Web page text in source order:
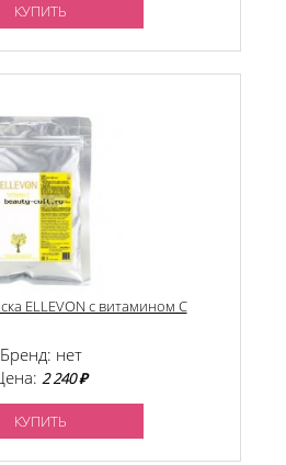
КУПИТЬ
ELLEVON с витамином С
Бренд: нет
2 240 ₽
КУПИТЬ